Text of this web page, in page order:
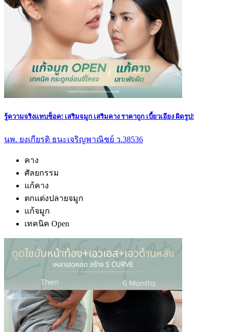
รู้ความจริงแทบช็อค! เสริมจมูก เสริมคาง ราคาถูก เบี้ยวเอียง ผิดรูป!
นพ. ยงเกียรติ ธนะเจริญพาณิชย์ ว.38536
คาง
ศัลยกรรม
แก้คาง
ตกแต่งปลายจมูก
แก้จมูก
เทคนิค Open